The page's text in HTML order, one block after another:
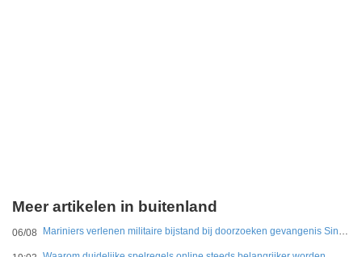
Meer artikelen in buitenland
06/08 Mariniers verlenen militaire bijstand bij doorzoeken gevangenis Sint Maarten